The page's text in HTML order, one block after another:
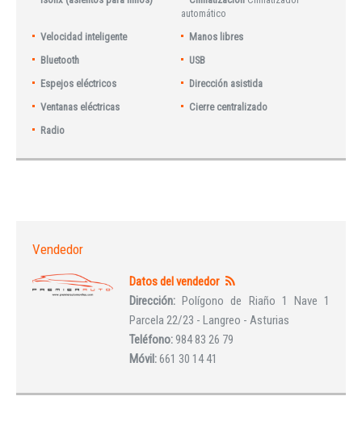
automático
Velocidad inteligente
Manos libres
Bluetooth
USB
Espejos eléctricos
Dirección asistida
Ventanas eléctricas
Cierre centralizado
Radio
Vendedor
Datos del vendedor
Dirección:Polígono de Riaño 1 Nave 1
Parcela 22/23 - Langreo - Asturias
Teléfono:984 83 26 79
Móvil:661 30 14 41